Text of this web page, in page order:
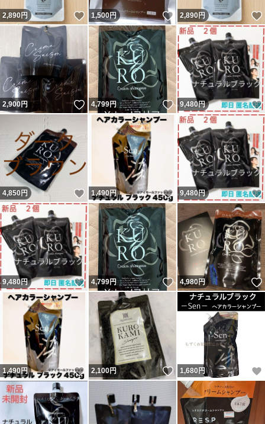
2,890円 いいね！
1,500円 いいね！
2,890円
2,900円 いいね！
4,799円 いいね！
9,480円
4,850円 いいね！
1,490円 いいね！
9,480円
9,480円 いいね！
4,799円 いいね！
4,980円
1,490円 いいね！
2,100円 いいね！
1,680 円